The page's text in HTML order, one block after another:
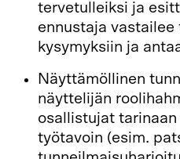
tervetulleiksi ja
ennustaja
kysymyksiin ja
Näyttämöllinen
näyttelijän
osallistujat
työtavoin (esim.